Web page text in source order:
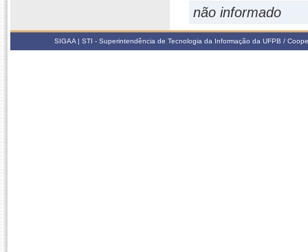
não informado
SIGAA | STI - Superintendência de Tecnologia da Informação da UFPB /